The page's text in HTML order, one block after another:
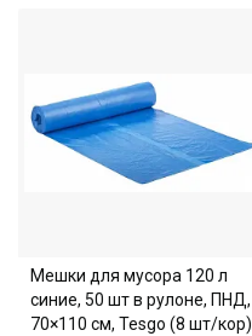
Мешки для мусора 120 л
синие, 50 шт в рулоне, ПНД,
70×110 см, Tesgo (8 шт/кор)